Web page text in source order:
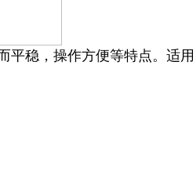
平稳，操作方便等特点。适用